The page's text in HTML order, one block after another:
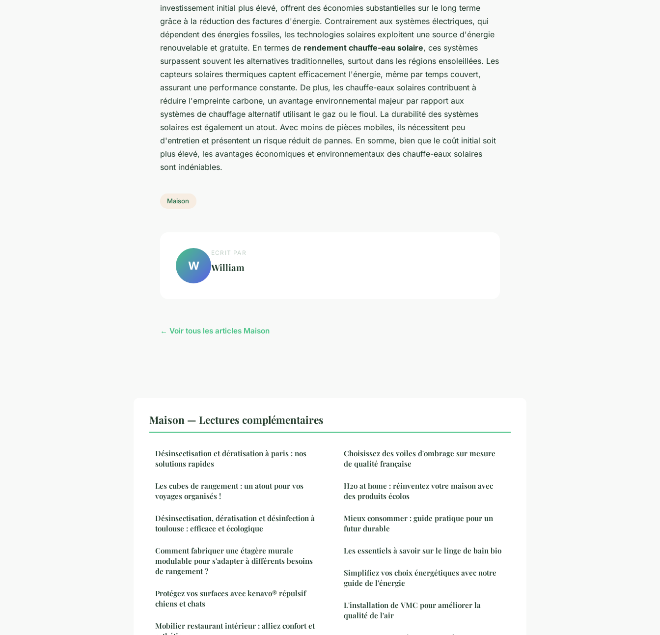
investissement initial plus élevé, offrent des économies substantielles sur le long terme
grâce à la réduction des factures d'énergie. Contrairement aux systèmes électriques, qui
dépendent des énergies fossiles, les technologies solaires exploitent une source d'énergie
renouvelable et gratuite. En termes de rendement chauffe-eau solaire, ces systèmes
surpassent souvent les alternatives traditionnelles, surtout dans les régions ensoleillées. Les
capteurs solaires thermiques captent efficacement l'énergie, même par temps couvert,
assurant une performance constante. De plus, les chauffe-eaux solaires contribuent à
réduire l'empreinte carbone, un avantage environnemental majeur par rapport aux
systèmes de chauffage alternatif utilisant le gaz ou le fioul. La durabilité des systèmes
solaires est également un atout. Avec moins de pièces mobiles, ils nécessitent peu
d'entretien et présentent un risque réduit de pannes. En somme, bien que le coût initial soit
plus élevé, les avantages économiques et environnementaux des chauffe-eaux solaires
sont indéniables.
Maison
W
ECRIT PAR
William
← Voir tous les articles Maison
Maison — Lectures complémentaires
Désinsectisation et dératisation à paris : nos
solutions rapides
Les cubes de rangement : un atout pour vos
voyages organisés !
Désinsectisation, dératisation et désinfection à
toulouse : efficace et écologique
Comment fabriquer une étagère murale
modulable pour s'adapter à différents besoins
de rangement ?
Protégez vos surfaces avec kenavo® répulsif
chiens et chats
Mobilier restaurant intérieur : alliez confort et
Choisissez des voiles d'ombrage sur mesure
de qualité française
H2o at home : réinventez votre maison avec
des produits écolos
Mieux consommer : guide pratique pour un
futur durable
Les essentiels à savoir sur le linge de bain bio
Simplifiez vos choix énergétiques avec notre
guide de l'énergie
L'installation de VMC pour améliorer la
qualité de l'air